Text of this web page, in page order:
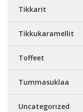
Tikkarit
Tikkukaramellit
Toffeet
Tummasuklaa
Uncategorized